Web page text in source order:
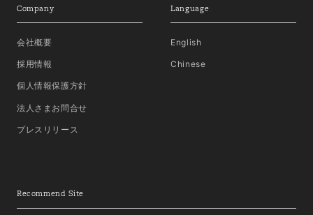
Company
会社概要
採用情報
個人情報保護方針
法人さまお問合せ
プレスリリース
Language
English
Chinese
Recommend Site